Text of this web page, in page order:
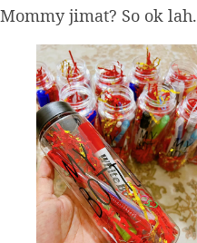
Mommy jimat? So ok lah.